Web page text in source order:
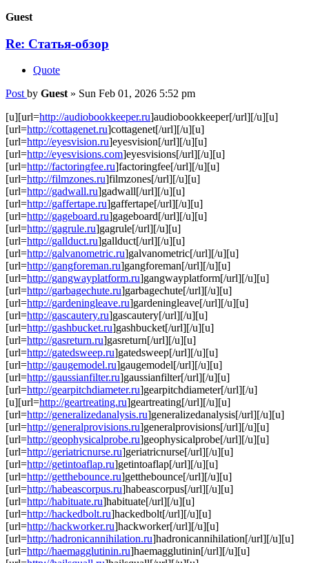
Guest
Re: Статья-обзор
Quote
Post by Guest » Sun Feb 01, 2026 5:52 pm
[u][url=http://audiobookkeeper.ru]audiobookkeeper[/url][/u][u]
[url=http://cottagenet.ru]cottagenet[/url][/u][u]
[url=http://eyesvision.ru]eyesvision[/url][/u][u]
[url=http://eyesvisions.com]eyesvisions[/url][/u][u]
[url=http://factoringfee.ru]factoringfee[/url][/u][u]
[url=http://filmzones.ru]filmzones[/url][/u][u]
[url=http://gadwall.ru]gadwall[/url][/u][u]
[url=http://gaffertape.ru]gaffertape[/url][/u][u]
[url=http://gageboard.ru]gageboard[/url][/u][u]
[url=http://gagrule.ru]gagrule[/url][/u][u]
[url=http://gallduct.ru]gallduct[/url][/u][u]
[url=http://galvanometric.ru]galvanometric[/url][/u][u]
[url=http://gangforeman.ru]gangforeman[/url][/u][u]
[url=http://gangwayplatform.ru]gangwayplatform[/url][/u][u]
[url=http://garbagechute.ru]garbagechute[/url][/u][u]
[url=http://gardeningleave.ru]gardeningleave[/url][/u][u]
[url=http://gascautery.ru]gascautery[/url][/u][u]
[url=http://gashbucket.ru]gashbucket[/url][/u][u]
[url=http://gasreturn.ru]gasreturn[/url][/u][u]
[url=http://gatedsweep.ru]gatedsweep[/url][/u][u]
[url=http://gaugemodel.ru]gaugemodel[/url][/u][u]
[url=http://gaussianfilter.ru]gaussianfilter[/url][/u][u]
[url=http://gearpitchdiameter.ru]gearpitchdiameter[/url][/u]
[u][url=http://geartreating.ru]geartreating[/url][/u][u]
[url=http://generalizedanalysis.ru]generalizedanalysis[/url][/u][u]
[url=http://generalprovisions.ru]generalprovisions[/url][/u][u]
[url=http://geophysicalprobe.ru]geophysicalprobe[/url][/u][u]
[url=http://geriatricnurse.ru]geriatricnurse[/url][/u][u]
[url=http://getintoaflap.ru]getintoaflap[/url][/u][u]
[url=http://getthebounce.ru]getthebounce[/url][/u][u]
[url=http://habeascorpus.ru]habeascorpus[/url][/u][u]
[url=http://habituate.ru]habituate[/url][/u][u]
[url=http://hackedbolt.ru]hackedbolt[/url][/u][u]
[url=http://hackworker.ru]hackworker[/url][/u][u]
[url=http://hadronicannihilation.ru]hadronicannihilation[/url][/u][u]
[url=http://haemagglutinin.ru]haemagglutinin[/url][/u][u]